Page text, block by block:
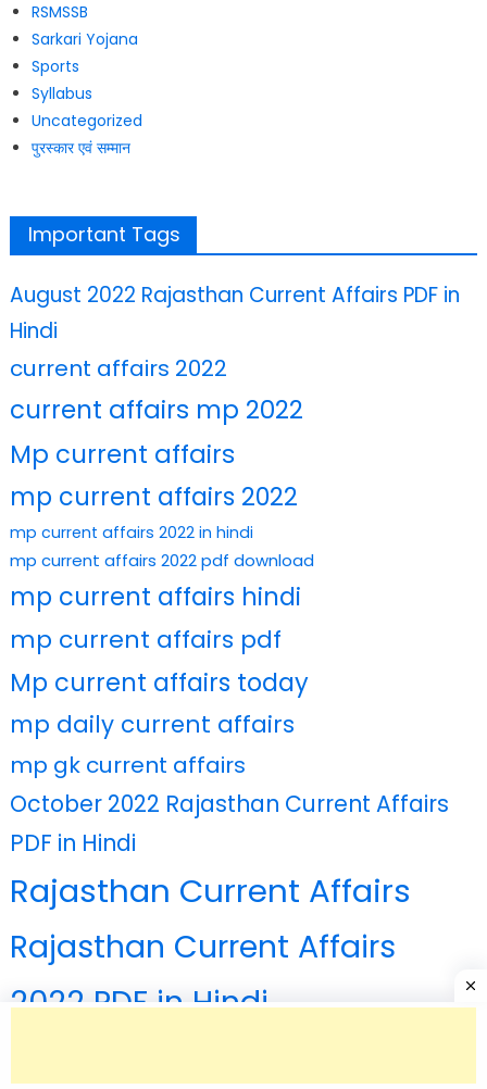
RSMSSB
Sarkari Yojana
Sports
Syllabus
Uncategorized
पुरस्कार एवं सम्मान
Important Tags
August 2022 Rajasthan Current Affairs PDF in
Hindi
current affairs 2022
current affairs mp 2022
Mp current affairs
mp current affairs 2022
mp current affairs 2022 in hindi
mp current affairs 2022 pdf download
mp current affairs hindi
mp current affairs pdf
Mp current affairs today
mp daily current affairs
mp gk current affairs
October 2022 Rajasthan Current Affairs
PDF in Hindi
Rajasthan Current Affairs
Rajasthan Current Affairs
2022 PDF in Hindi